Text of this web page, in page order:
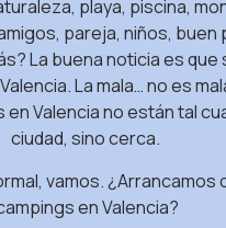
playa, piscina,
pareja, niños, buen
La buena noticia es que
La mala… no es
en Valencia no están tal
ciudad, sino cerca.
vamos. ¿Arrancamos
en Valencia?